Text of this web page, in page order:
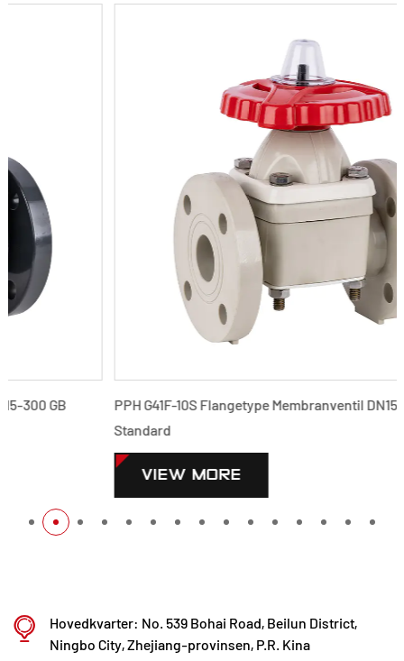
PPH G41F-10S Flangetype Membranventil DN15-300 GB
Hovedkvarter: No. 539 Bohai Road, Beilun District,
Ningbo City, Zhejiang-provinsen, P.R. Kina